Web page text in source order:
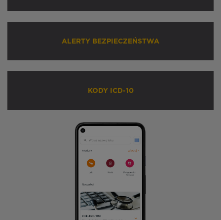
ALERTY BEZPIECZEŃSTWA
KODY ICD-10